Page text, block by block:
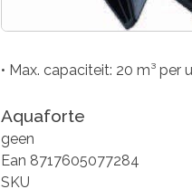
• Max. capaciteit: 20 m³ per
Aquaforte
geen
Ean 8717605077284
SKU